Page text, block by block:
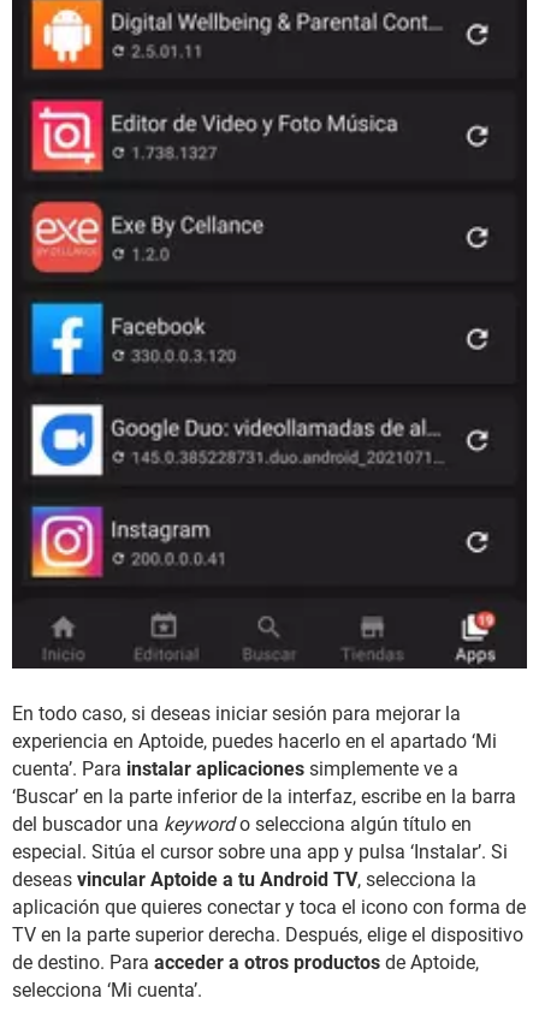
En todo caso, si deseas iniciar sesión para mejorar la
experiencia en Aptoide, puedes hacerlo en el apartado ‘Mi
cuenta’. Para instalar aplicaciones simplemente ve a
‘Buscar’ en la parte inferior de la interfaz, escribe en la barra
del buscador una keywordo selecciona algún título en
especial. Sitúa el cursor sobre una app y pulsa ‘Instalar’. Si
deseas vincular Aptoide a tu Android TV, selecciona la
aplicación que quieres conectar y toca el icono con forma de
TV en la parte superior derecha. Después, elige el dispositivo
de destino. Para acceder a otros productos de Aptoide,
selecciona ‘Mi cuenta’.